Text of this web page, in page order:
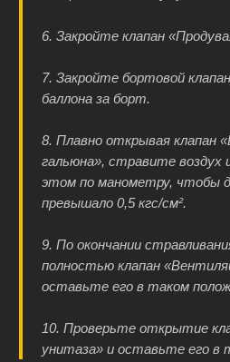
6. Закройте клапан
7. Закройте бортовой
баллона за борт.
8. Плавно открывая клапан
гальюна», стравите воздух
этом по манометру, чтобы
превышало 0,5 кгс/см².
9. По окончании
полностью клапан
оставьте его в таком
10. Проверьте открытие
унитаза» и оставьте его в